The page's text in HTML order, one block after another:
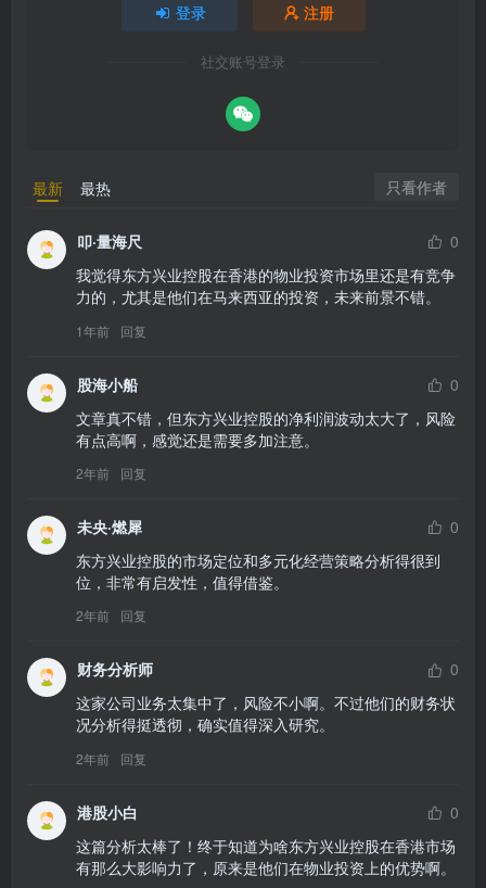
登录 注册
社交账号登录
最新 最热 只看作者
叩·量海尺
0
我觉得东方兴业控股在香港的物业投资市场里还是有竞争
力的，尤其是他们在马来西亚的投资，未来前景不错。
1年前 回复
股海小船
0
文章真不错，但东方兴业控股的净利润波动太大了，风险
有点高啊，感觉还是需要多加注意。
2年前 回复
未央·燃犀
0
东方兴业控股的市场定位和多元化经营策略分析得很到
位，非常有启发性，值得借鉴。
2年前 回复
财务分析师
0
这家公司业务太集中了，风险不小啊。不过他们的财务状
况分析得挺透彻，确实值得深入研究。
2年前 回复
港股小白
0
这篇分析太棒了！终于知道为啥东方兴业控股在香港市场
有那么大影响力了，原来是他们在物业投资上的优势啊。